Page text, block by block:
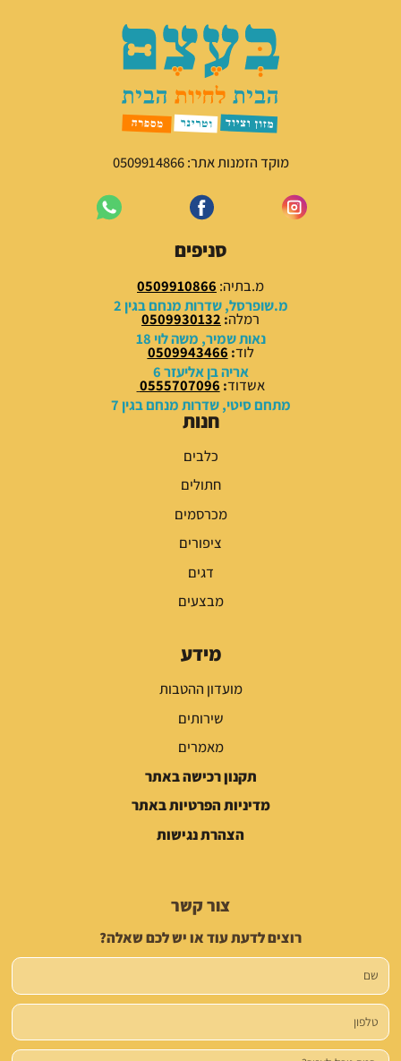
מ
ק
ר
י
י
:
7
.
0
0
₪
.
נ
ו
ח
י
ו
0
0
₪
.
מוקד הזמנות אתר: 0509914866
סניפים
מ.בתיה: 0509910866
מ.שופרסל, שדרות מנחם בגין 2
רמלה:
0509930132
נאות שמיר, משה לוי 18
לוד:
0509943466
אריה בן אליעזר 6
אשדוד:
0555707096
מתחם סיטי, שדרות מנחם בגין 7
חנות
כלבים
חתולים
מכרסמים
ציפורים
דגים
מבצעים
מידע
מועדון ההטבות
שירותים
מאמרים
תקנון רכישה באתר
מדיניות הפרטיות באתר
הצהרת נגישות
צור קשר
רוצים לדעת עוד או יש לכם שאלה?
שם
טלפון